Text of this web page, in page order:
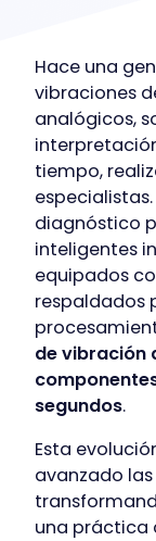
Hace una
vibraciones
analógicos,
tiempo,
diagnóstico
inteligentes
equipados
respaldados
de vibración
segundos.
Esta
avanzado
una práctica